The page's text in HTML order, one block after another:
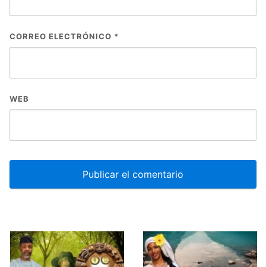
CORREO ELECTRÓNICO *
WEB